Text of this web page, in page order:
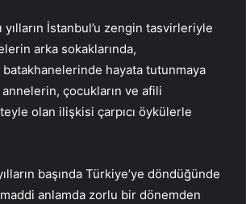
yılların İstanbul’u zengin tasvirleriyle
arka sokaklarında,
hayata tutunmaya
annelerin, çocukların ve afili
olan ilişkisi çarpıcı öykülerle
başında Türkiye’ye döndüğünde
anlamda zorlu bir dönemden